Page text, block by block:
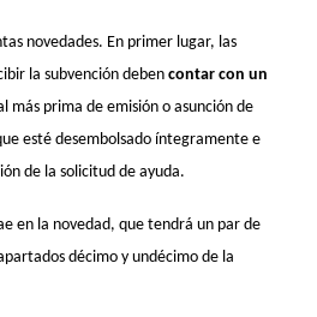
novedades. En primer lugar, las
la subvención deben contar con un
más prima de emisión o asunción de
esté desembolsado íntegramente e
de la solicitud de ayuda.
en la novedad, que tendrá un par de
décimo y undécimo de la